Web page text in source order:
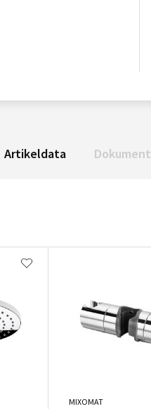
Artikeldata Dokument
MIXOMAT